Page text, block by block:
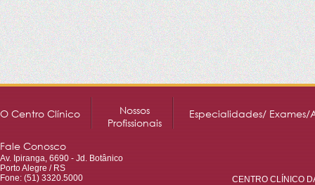
O Centro Clínico
Nossos
Profissionais
Especialidades/ Exames/
Fale Conosco
Av. Ipiranga, 6690 - Jd. Botânico
Porto Alegre / RS
Fone: (51) 3320.5000
CENTRO CLÍNICO